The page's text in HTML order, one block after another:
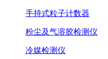
手持式粒子计数器
粉尘及气溶胶检测仪
冷媒检测仪